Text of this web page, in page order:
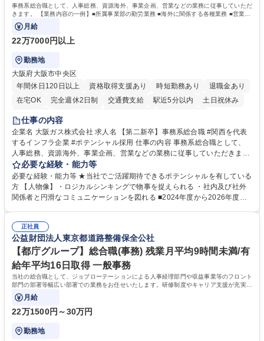
事務系総合職として、人事総務、資源海外、事業企画、営業などの業務に従事していただ
きます。 【業務内容の一例】■所属事業部の勤労業務 ■海外に関係する各種業務 ■営業部
門の企画スタッフ、ルート営業
月給
22万7000円以上
勤務地
大阪府大阪市中央区
年間休日120日以上
資格取得支援あり 時短勤務あり
退職金あり
在宅OK
完全週休2日制 交通費支給 駅近5分以内
土日祝休み
服装自由
第二新卒歓迎
仕事の内容
企業名 大阪ガス株式会社 求人名 【第二新卒】事務系総合職 #関西を代表
するインフラ企業 #ポテンシャル採用 仕事の内容 事務系総合職として、
人事総務、資源海外、事業企画、営業などの業務に従事していただきま
す。 【業務内容の一例】■所属事業部の勤労業務 ■海外に関係する各種業
務 ■営業部門の企画スタッフ、ルート営業 【キャリアパス】入社後の配属
ポジションで一定期間ご活躍頂いた後、本人の適性及び将来のキャリアを
鑑みてジョブローテーションを行います。 【育成】OJTでの現場育成や研
表するインフラ企業 #ポテンシャル採用
必要な経験・能力等
必要な経験・能力等 ★当社でご活躍期待できるポテンシャルを有している
方 【人物像】・ロジカルシンキングで物事を捉えられる ・社内及び社外
関係者と円滑なコミュニケーションを図れる ■2024年度から2026年度ま
72.html ■エネルギーセキュリティの不安定化や気候変動による自然災害の
甚大化など、これまで以上に社会課題解決の重要性が高まっています。
「未来の日常」の創造に向けて持続可能な社会の実現に貢献してまいりま
す。 学歴・資格 学歴：大学院 大学 語学力： 資格：
正社員
公益財団法人東京都道路整備保全公社
【都庁グループ】総合職(事務) 残業月平均9時間未満/有
給年平均16日取得 一般事務
当社の総合職として、ジョブローテーションによる人事経理部門や収益事業等のフロント
部門の部署等幅広い部署での業務をお任せいたします。研修制度やキャリア支援が充実し
ております！ ※下記業務詳細
月給
22万1500円～30万円
勤務地